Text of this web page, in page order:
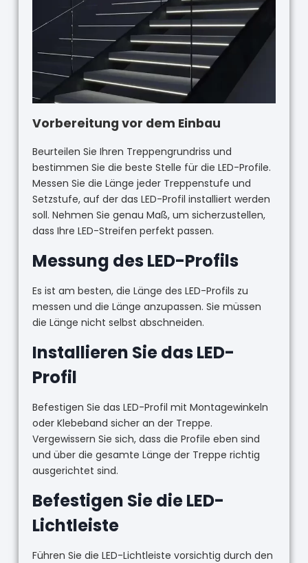
Vorbereitung vor dem Einbau
Beurteilen Sie Ihren Treppengrundriss und
bestimmen Sie die beste Stelle für die LED-Profile.
Messen Sie die Länge jeder Treppenstufe und
Setzstufe, auf der das LED-Profil installiert werden
soll. Nehmen Sie genau Maß, um sicherzustellen,
dass Ihre LED-Streifen perfekt passen.
Messung des LED-Profils
Es ist am besten, die Länge des LED-Profils zu
messen und die Länge anzupassen. Sie müssen
die Länge nicht selbst abschneiden.
Installieren Sie das LED-
Profil
Befestigen Sie das LED-Profil mit Montagewinkeln
oder Klebeband sicher an der Treppe.
Vergewissern Sie sich, dass die Profile eben sind
und über die gesamte Länge der Treppe richtig
ausgerichtet sind.
Befestigen Sie die LED-
Lichtleiste
Führen Sie die LED-Lichtleiste vorsichtig durch den